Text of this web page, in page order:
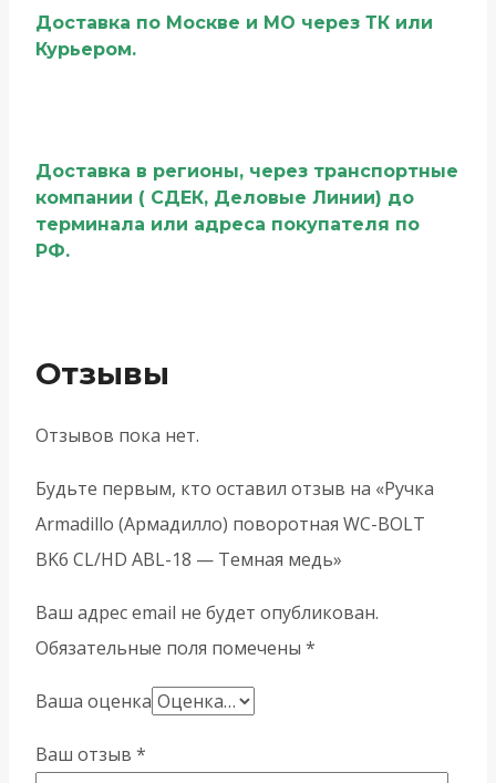
Доставка по Москве и МО через ТК или
Курьером.
Доставка в регионы, через транспортные
компании ( СДЕК, Деловые Линии) до
терминала или адреса покупателя по
РФ.
Отзывы
Отзывов пока нет.
Будьте первым, кто оставил отзыв на «Ручка
Armadillo (Армадилло) поворотная WC-BOLT
BK6 CL/HD ABL-18 — Темная медь»
Ваш адрес email не будет опубликован.
Обязательные поля помечены *
Ваша оценка
Ваш отзыв *